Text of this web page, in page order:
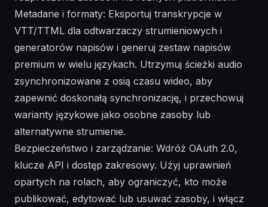
Metadane i formaty: Eksportuj transkrypcje w
VTT/TTML dla odtwarzaczy strumieniowych i
generatorów napisów i generuj zestaw napisów
premium w wielu językach. Utrzymuj ścieżki audio
zsynchronizowane z osią czasu wideo, aby
zapewnić doskonałą synchronizację, i przechowuj
warianty językowe jako osobne zasoby lub
alternatywne strumienie.
Bezpieczeństwo i zarządzanie: Wdróż OAuth 2.0,
klucze API i dostęp zakresowy. Użyj uprawnień
opartych na rolach, aby ograniczyć, kto może
publikować, edytować lub usuwać zasoby, i włącz